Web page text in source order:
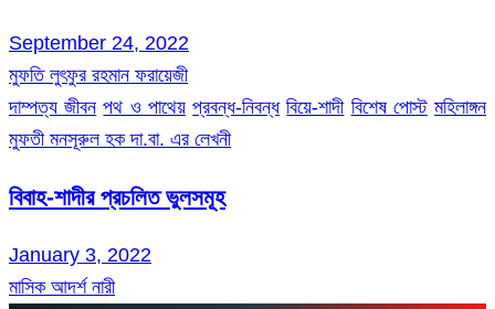
September 24, 2022
মুফতি লুৎফুর রহমান ফরায়েজী
দাম্পত্য জীবন পথ ও পাথেয় প্রবন্ধ-নিবন্ধ বিয়ে-শাদী বিশেষ পোস্ট মহিলাঙ্গন
মুফতী মনসূরুল হক দা.বা. এর লেখনী
বিবাহ-শাদীর প্রচলিত ভুলসমূহ
January 3, 2022
মাসিক আদর্শ নারী